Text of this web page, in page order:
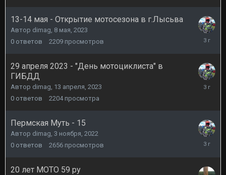
13-14 мая - Открытие мотосезона в г.Лысьва
Автор dimag, 8 мая, 2023
0 ответов 2209 просмотров
29 апреля 2023 - "День мотоциклиста" в
ГИБДД
Автор dimag, 13 апреля, 2023
0 ответов 2204 просмотра
13
Пермская Муть - 15
Автор dimag, 3 ноября, 2022
0 ответов 2656 просмотров
20 лет МОТО 59 ру